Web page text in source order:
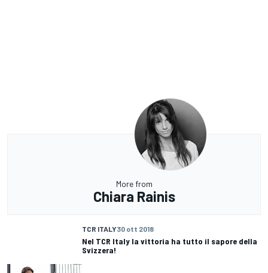
More from
Chiara Rainis
TCR ITALY30 ott 2018
Nel TCR Italy la vittoria ha tutto il sapore della
Svizzera!